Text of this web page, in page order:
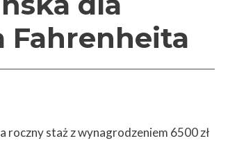
Fahrenheita
staż z wynagrodzeniem 6500 zł